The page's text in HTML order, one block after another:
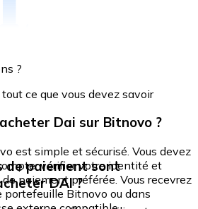
?
ce que vous devez savoir
Dai sur Bitnovo ?
est simple et sécurisé. Vous devez
vérifier votre identité et
paiement préférée. Vous recevrez
Bitnovo ou dans
de paiement sont
DAI ?